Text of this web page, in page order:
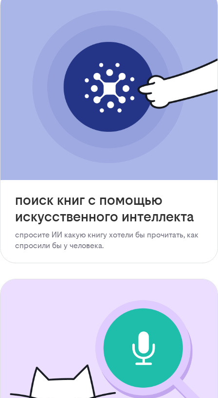
поиск книг с помощью
искусственного интеллекта
спросите ИИ какую книгу хотели бы прочитать, как
спросили бы у человека.